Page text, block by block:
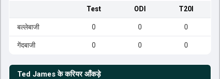
Test ODI T20I
बल्लेबाजी 0 0 0
गेंदबाजी 0 0 0
Ted James के करियर आँकड़े